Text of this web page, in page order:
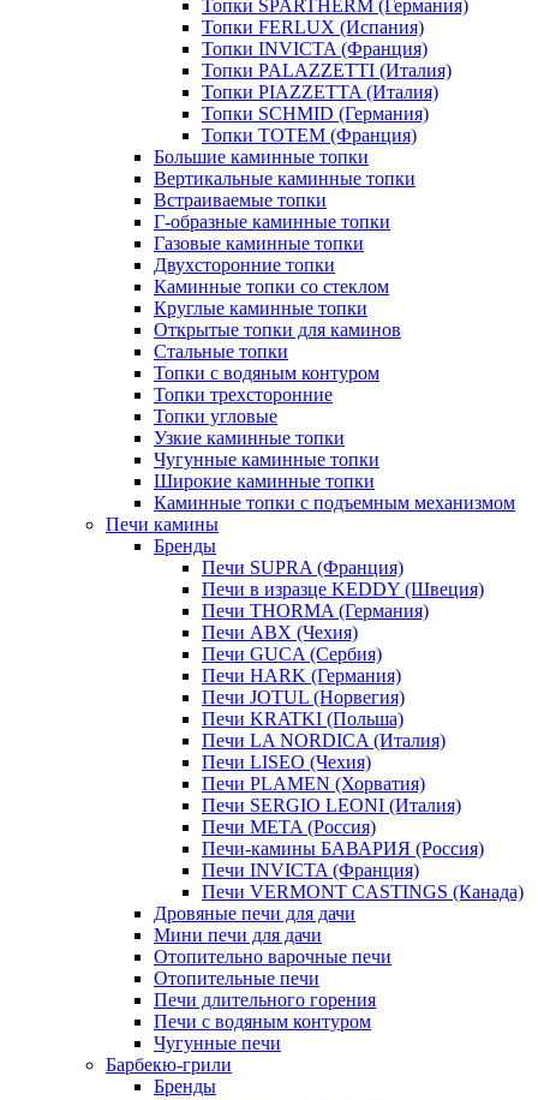
Топки SPARTHERM (Германия)
Топки FERLUX (Испания)
Топки INVICTA (Франция)
Топки PALAZZETTI (Италия)
Топки PIAZZETTA (Италия)
Топки SCHMID (Германия)
Топки TOTEM (Франция)
Большие каминные топки
Вертикальные каминные топки
Встраиваемые топки
Г-образные каминные топки
Газовые каминные топки
Двухсторонние топки
Каминные топки со стеклом
Круглые каминные топки
Открытые топки для каминов
Стальные топки
Топки с водяным контуром
Топки трехсторонние
Топки угловые
Узкие каминные топки
Чугунные каминные топки
Широкие каминные топки
Каминные топки с подъемным механизмом
Печи камины
Бренды
Печи SUPRA (Франция)
Печи в изразце KEDDY (Швеция)
Печи THORMA (Германия)
Печи ABX (Чехия)
Печи GUCA (Сербия)
Печи HARK (Германия)
Печи JOTUL (Норвегия)
Печи KRATKI (Польша)
Печи LA NORDICA (Италия)
Печи LISEO (Чехия)
Печи PLAMEN (Хорватия)
Печи SERGIO LEONI (Италия)
Печи META (Россия)
Печи-камины БАВАРИЯ (Россия)
Печи INVICTA (Франция)
Печи VERMONT CASTINGS (Канада)
Дровяные печи для дачи
Мини печи для дачи
Отопительно варочные печи
Отопительные печи
Печи длительного горения
Печи с водяным контуром
Чугунные печи
Барбекю-грили
Бренды